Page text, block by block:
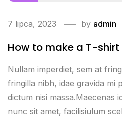
7 lipca, 2023 by admin
How to make a T-
Nullam imperdiet, sem at
fringilla nibh, idae gravida mi
dictum nisi massa.Maecenas
nunc sit amet, facilisiulum